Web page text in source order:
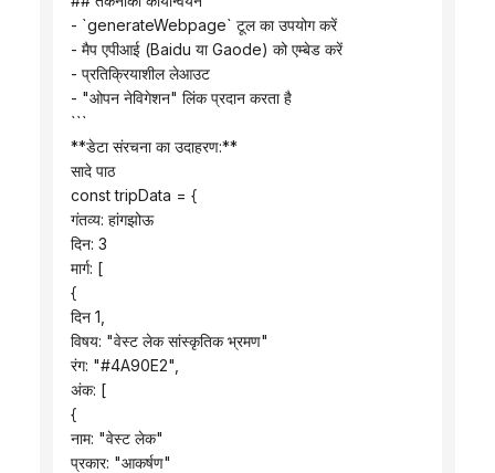
- `generateWebpage` टूल का उपयोग करें
- मैप एपीआई (Baidu या Gaode) को एम्बेड करें
- प्रतिक्रियाशील लेआउट
- "ओपन नेविगेशन" लिंक प्रदान करता है
```
**डेटा संरचना का उदाहरण:**
सादे पाठ
const tripData = {
गंतव्य: हांगझोऊ
दिन: 3
मार्ग: [
{
दिन 1,
विषय: "वेस्ट लेक सांस्कृतिक भ्रमण"
रंग: "#4A90E2",
अंक: [
{
नाम: "वेस्ट लेक"
प्रकार: "आकर्षण"